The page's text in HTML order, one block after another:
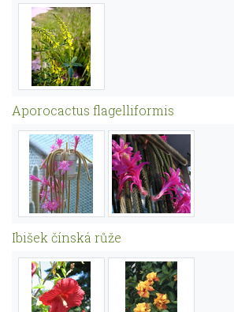
Aporocactus flagelliformis
Ibišek čínská růže